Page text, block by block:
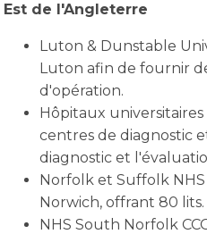
Est de l'Angleterre
Luton & Dunstable
Luton afin de fournir
d'opération.
Hôpitaux
centres de diagnostic
diagnostic et
Norfolk et Suffolk
Norwich, offrant 80 lits.
NHS South Norfolk